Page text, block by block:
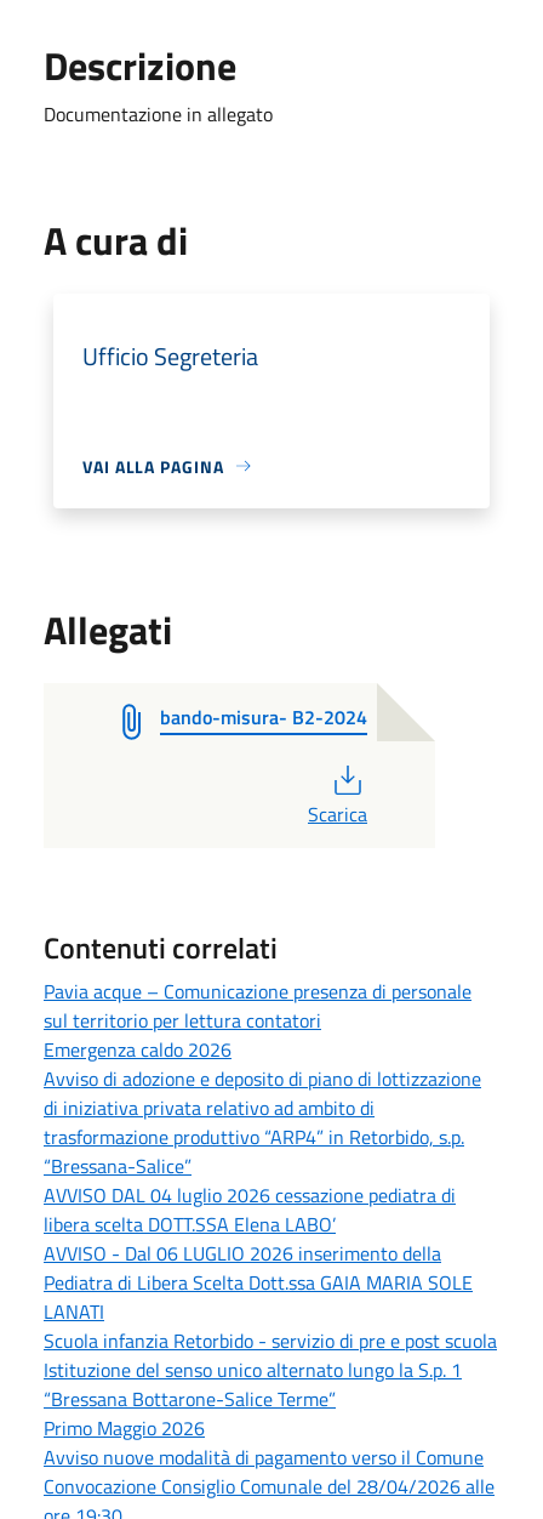
Descrizione
Documentazione in allegato
A cura di
Ufficio Segreteria
VAI ALLA PAGINA
Allegati
bando-misura- B2-2024
Scarica
Contenuti correlati
Pavia acque – Comunicazione presenza di personale
sul territorio per lettura contatori
Emergenza caldo 2026
Avviso di adozione e deposito di piano di lottizzazione
di iniziativa privata relativo ad ambito di
trasformazione produttivo “ARP4” in Retorbido, s.p.
“Bressana-Salice”
AVVISO DAL 04 luglio 2026 cessazione pediatra di
libera scelta DOTT.SSA Elena LABO’
AVVISO - Dal 06 LUGLIO 2026 inserimento della
Pediatra di Libera Scelta Dott.ssa GAIA MARIA SOLE
LANATI
Scuola infanzia Retorbido - servizio di pre e post scuola
Istituzione del senso unico alternato lungo la S.p. 1
“Bressana Bottarone-Salice Terme”
Primo Maggio 2026
Avviso nuove modalità di pagamento verso il Comune
Convocazione Consiglio Comunale del 28/04/2026 alle